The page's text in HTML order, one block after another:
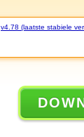
v4.78 (laatste stabiele